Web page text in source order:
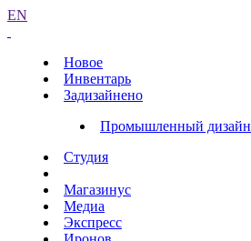
EN
Новое
Инвентарь
Задизайнено
Промышленный дизайн
Студия
Магазинус
Медиа
Экспресс